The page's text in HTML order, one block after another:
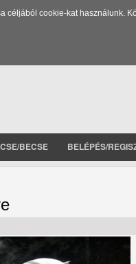
céljából cookie-kat használunk.
BECSE BELÉPÉS/